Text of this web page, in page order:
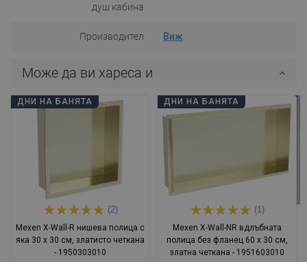
душ кабина
Производител Виж
Може да ви хареса и
ДНИ НА БАНЯТА
(2)
Mexen X-Wall-R нишева полица с
яка 30 x 30 см, златисто четкана
- 1950303010
ДНИ НА БАНЯТА
(1)
Mexen X-Wall-NR вдлъбната
полица без фланец 60 x 30 см,
златна четкана - 1951603010